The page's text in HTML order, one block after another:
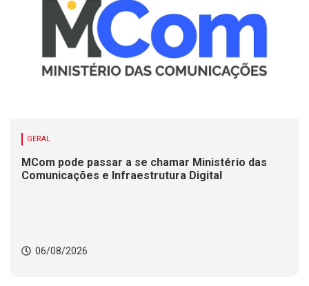
GERAL
MCom pode passar a se chamar Ministério das
Comunicações e Infraestrutura Digital
06/08/2026